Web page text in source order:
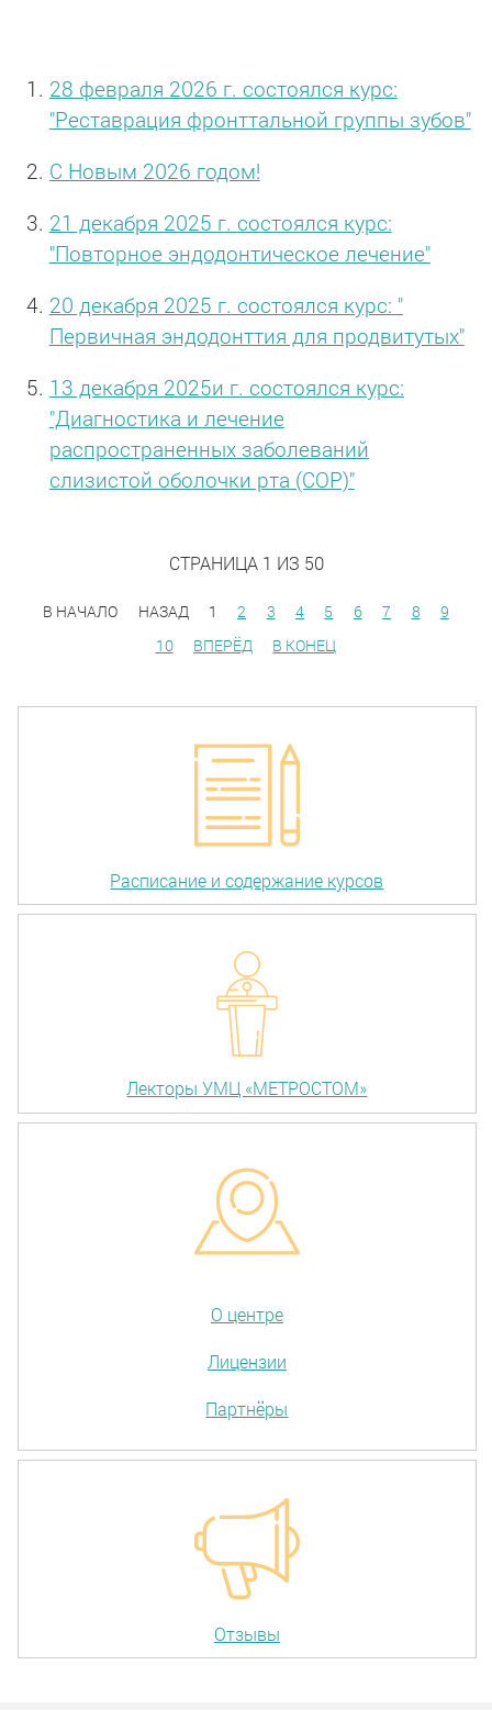
28 февраля 2026 г. состоялся курс:
"Реставрация фронттальной группы зубов"
С Новым 2026 годом!
21 декабря 2025 г. состоялся курс:
"Повторное эндодонтическое лечение"
20 декабря 2025 г. состоялся курс: "
Первичная эндодонттия для продвитутых"
13 декабря 2025и г. состоялся курс:
"Диагностика и лечение
распространенных заболеваний
слизистой оболочки рта (СОР)"
СТРАНИЦА 1 ИЗ 50
В НАЧАЛО НАЗАД 1 2 3 4 5 6 7 8
9
10
ВПЕРЁД В КОНЕЦ
Расписание и содержание курсов
Лекторы УМЦ «МЕТРОСТОМ»
О центре
Лицензии
Партнёры
Отзывы